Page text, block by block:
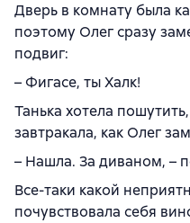
Дверь в комнату была
поэтому Олег сразу
подвиг:
– Фигасе, ты Халк!
Танька хотела
завтракала, как Олег
– Нашла. За диваном, –
Все-таки какой
почувствовала себя